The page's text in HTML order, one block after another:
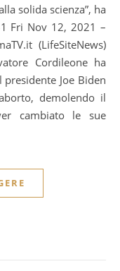
solida scienza”, ha
Fri Nov 12, 2021 –
(LifeSiteNews)
Cordileone ha
Joe Biden
demolendo il
cambiato le sue